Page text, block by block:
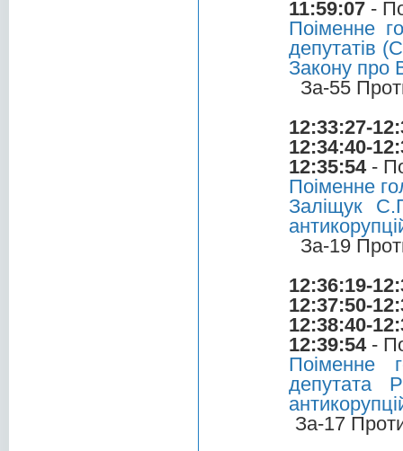
11:59:07 -
Поіменне
депутатів
Закону про
За-55
12:33:27-
12:34:40-
12:35:54-
Поіменне
Заліщук
За-19
12:36:19-
12:37:50-
12:38:40-
12:39:54-
Поіменне
депутата
За-17